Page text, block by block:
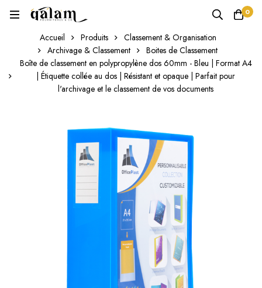
0
Accueil Produits
Classement & Organisation
Archivage & Classement
Boites de Classement
Boîte de classement en polypropylène dos 60mm - Bleu | Format A4
| Étiquette collée au dos | Résistant et opaque | Parfait pour
l'archivage et le classement de vos documents